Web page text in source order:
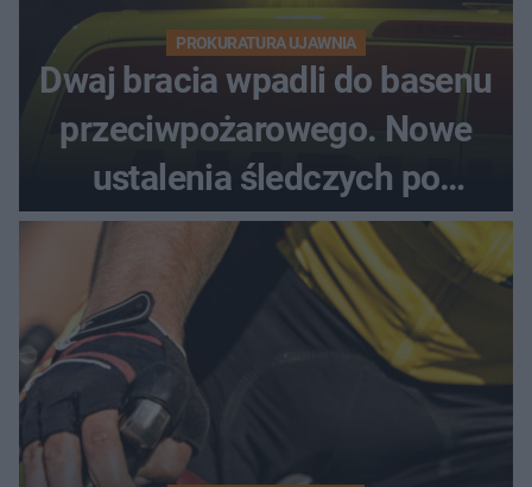
PROKURATURA UJAWNIA
Dwaj bracia wpadli do basenu
przeciwpożarowego. Nowe
ustalenia śledczych po
dramatycznej akcji